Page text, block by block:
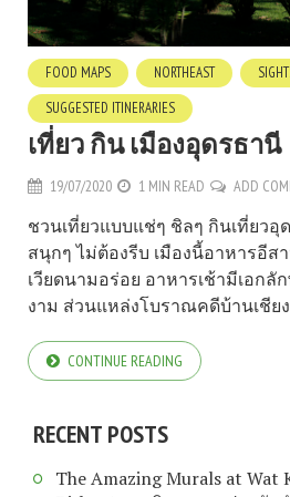
FOOD MAPS NORTHEAST
SUGGESTED ITINERARIES
เที่ยว กิน เมืองอุดรธานี
19/07/2020 1 MIN READ ADD
ชวนเที่ยวแบบแช่ๆ ชิลๆ กินเที่ยวอุ
สนุกๆ ไม่ต้องรีบ เมืองนี้อาหารอีส
เวียดนามอร่อย อาหารเช้ามีเอก
งาม ส่วนแหล่งโบราณคดีบ้านเชีย
CONTINUE READING
RECENT POSTS
The Amazing Murals at Wat